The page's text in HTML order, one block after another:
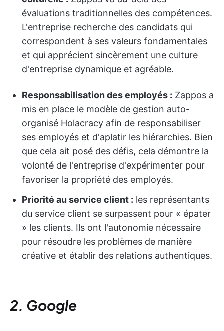
évaluations traditionnelles des compétences.
L'entreprise recherche des candidats qui
correspondent à ses valeurs fondamentales
et qui apprécient sincèrement une culture
d'entreprise dynamique et agréable.
Responsabilisation des employés : Zappos a
mis en place le modèle de gestion auto-
organisé Holacracy afin de responsabiliser
ses employés et d'aplatir les hiérarchies. Bien
que cela ait posé des défis, cela démontre la
volonté de l'entreprise d'expérimenter pour
favoriser la propriété des employés.
Priorité au service client : les représentants
du service client se surpassent pour « épater
» les clients. Ils ont l'autonomie nécessaire
pour résoudre les problèmes de manière
créative et établir des relations authentiques.
2. Google